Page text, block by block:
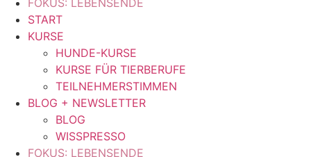
FOKUS: LEBENSENDE
START
KURSE
HUNDE-KURSE
KURSE FÜR TIERBERUFE
TEILNEHMERSTIMMEN
BLOG + NEWSLETTER
BLOG
WISSPRESSO
FOKUS: LEBENSENDE